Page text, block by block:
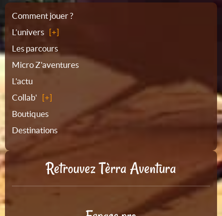
Plan
du
site
Comment jouer ?
L’univers
Les parcours
Micro Z'aventures
L'actu
Collab'
Boutiques
Destinations
Retrouvez Tèrra Aventura